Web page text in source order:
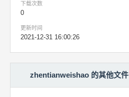
下载次数
0
更新时间
2021-12-31 16:00:26
zhentianweishao 的其他文件